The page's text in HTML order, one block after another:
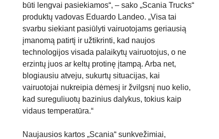
būti lengvai pasiekiamos“, – sako „Scania Trucks“
produktų vadovas Eduardo Landeo. „Visa tai
svarbu siekiant pasiūlyti vairuotojams geriausią
įmanomą patirtį ir užtikrinti, kad naujos
technologijos visada palaikytų vairuotojus, o ne
erzintų juos ar keltų protinę įtampą. Arba net,
blogiausiu atveju, sukurtų situacijas, kai
vairuotojai nukreipia dėmesį ir žvilgsnį nuo kelio,
kad sureguliuotų bazinius dalykus, tokius kaip
vidaus temperatūra.“
Naujausios kartos „Scania“ sunkvežimiai,